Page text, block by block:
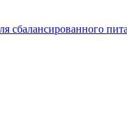
сбалансированного